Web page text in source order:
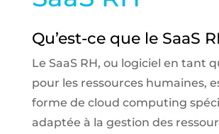
Qu’est-ce que le SaaS
Le SaaS RH, ou logiciel en tant
pour les ressources humaines,
forme de cloud computing
adaptée à la gestion des